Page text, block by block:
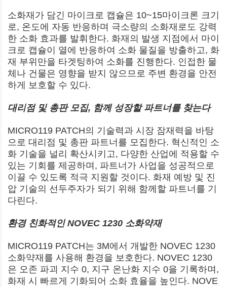
소화재가 담긴 마이크로 캡슐은 10~15마이크론 크기
로, 온도에 자동 반응하며 극소량의 소화재로도 강력
한 소화 효과를 발휘한다. 화재의 발생 지점에서 마이
크로 캡슐이 열에 반응하여 소화 물질을 방출하고, 화
재 부위만을 타겟팅하여 소화를 진행한다. 인접한 물
체나 건물은 영향을 받지 않으므로 주변 환경을 안전
하게 보호할 수 있다.
대리점 및 총판 모집, 함께 성장할 파트너를 찾는다
MICRO119 PATCH의 기술력과 시장 잠재력을 바탕
으로 대리점 및 총판 파트너를 모집한다. 혁신적인 소
화 기술을 널리 확산시키고, 다양한 산업에 적용할 수
있는 기회를 제공하며, 파트너가 사업을 성공적으로
이끌 수 있도록 적극 지원할 것이다. 화재 예방 및 진
압 기술의 선두주자가 되기 위해 함께할 파트너를 기
다린다.
환경 친화적인 NOVEC 1230 소화약재
MICRO119 PATCH는 3M에서 개발한 NOVEC 1230
소화약재를 사용해 환경을 보호한다. NOVEC 1230
은 오존 파괴 지수 0, 지구 온난화 지수 0을 기록하며,
화재 시 빠르게 기화되어 소화 효율을 높인다. NOVE